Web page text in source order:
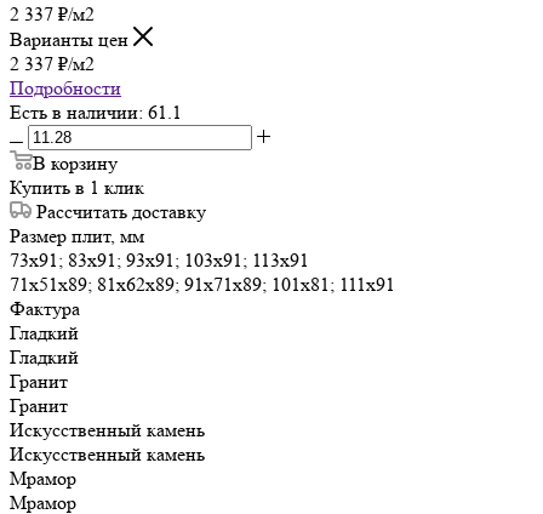
2 337 ₽/м2
Варианты цен
2 337 ₽/м2
Подробности
Есть в наличии: 61.1
В корзину
Купить в 1 клик
Рассчитать доставку
Размер плит, мм
73х91; 83х91; 93х91; 103х91; 113х91
71х51х89; 81х62х89; 91х71х89; 101х81; 111х91
Фактура
Гладкий
Гладкий
Гранит
Гранит
Искусственный камень
Искусственный камень
Мрамор
Мрамор